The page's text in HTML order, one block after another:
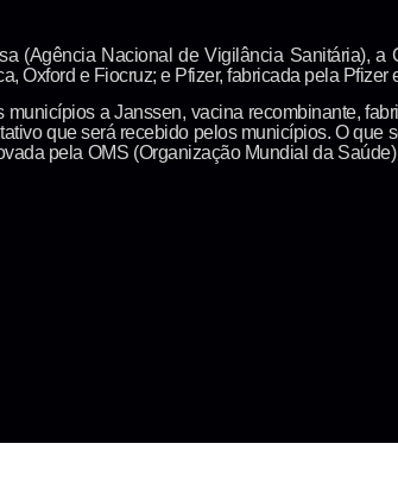
(Agência Nacional de Vigilância Sanitária), a
Oxford e Fiocruz; e Pfizer, fabricada pela Pfizer
a Janssen, vacina recombinante,
que será recebido pelos municípios. O que
pela OMS (Organização Mundial da